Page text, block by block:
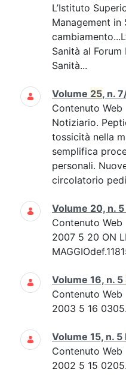
L’Istituto
Management in
Sanità al
Sanità...
Volume 25, n.
Contenuto Web
Notiziario.
tossicità nella
semplifica
personali.
circolatorio
Volume 20, n. 5
Contenuto Web
2007 5 20 ON
Volume 16, n. 5
Contenuto Web
2003 5 16
Volume 15, n. 5
Contenuto Web
2002 5 15